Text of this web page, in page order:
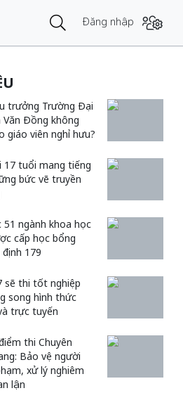
Đăng nhập
trưởng Trường Đại
Văn Đồng không
giáo viên nghỉ hưu?
17 tuổi mang tiếng
bức vẽ truyền
51 ngành khoa học
cấp học bổng
179
sẽ thi tốt nghiệp
song hình thức
trực tuyến
thi Chuyên
Bảo vệ người
xử lý nghiêm
lận